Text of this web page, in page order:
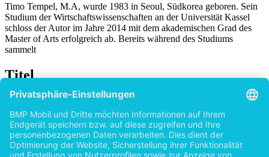
Timo Tempel, M.A, wurde 1983 in Seoul, Südkorea geboren. Sein
Studium der Wirtschaftswissenschaften an der Universität Kassel
schloss der Autor im Jahre 2014 mit dem akademischen Grad des
Master of Arts erfolgreich ab. Bereits während des Studiums
sammelt
Titel
Der Beitrag aktueller Entwicklungen im
Strategic Management Accounting zu Change
Prozessen in Unternehmen